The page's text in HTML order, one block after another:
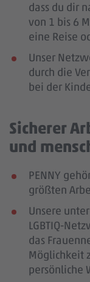
dass du dir
von 1 bis 6
eine Reise
Unser
durch die
bei der
Sicherer
und
PENNY
größten
Unsere
LGBTIQ-
das
Möglichkeit
persönliche